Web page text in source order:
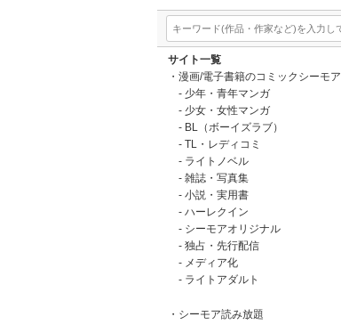
サイト一覧
漫画/電子書籍のコミックシーモア
少年・青年マンガ
少女・女性マンガ
BL（ボーイズラブ）
TL・レディコミ
ライトノベル
雑誌・写真集
小説・実用書
ハーレクイン
シーモアオリジナル
独占・先行配信
メディア化
ライトアダルト
シーモア読み放題